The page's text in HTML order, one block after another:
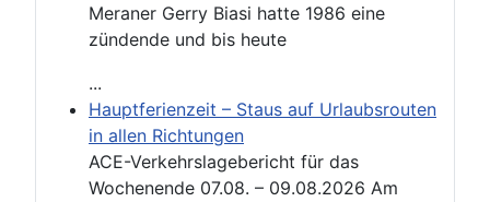
Meraner Gerry Biasi hatte 1986 eine
zündende und bis heute
...
Hauptferienzeit – Staus auf Urlaubsrouten
in allen Richtungen
ACE-Verkehrslagebericht für das
Wochenende 07.08. – 09.08.2026 Am